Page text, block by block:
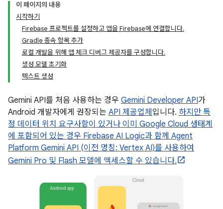
이 페이지의 내용
시작하기
Firebase 프로젝트를 설정하고 앱을 Firebase에 연결합니다.
Gradle 종속 항목 추가
로컬 개발을 위해 앱 체크 디버그 제공자를 구성합니다.
생성 모델 초기화
텍스트 생성
Gemini API를 처음 사용하는 경우 Gemini Developer API가
Android 개발자에게 권장되는 API 제공업체 입니다. 하지만 특
정 데이터 위치 요구사항이 있거나 이미 Google Cloud 생태계
에 포함되어 있는 경우 Firebase AI Logic과 함께 Agent
Platform Gemini API (이전 명칭: Vertex AI)를 사용하여
Gemini Pro 및 Flash 모델에 액세스할 수 있습니다.